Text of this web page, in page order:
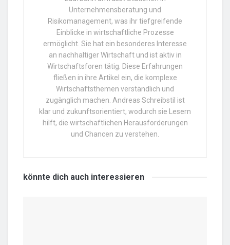
Unternehmensberatung und
Risikomanagement, was ihr tiefgreifende
Einblicke in wirtschaftliche Prozesse
ermöglicht. Sie hat ein besonderes Interesse
an nachhaltiger Wirtschaft und ist aktiv in
Wirtschaftsforen tätig. Diese Erfahrungen
fließen in ihre Artikel ein, die komplexe
Wirtschaftsthemen verständlich und
zugänglich machen. Andreas Schreibstil ist
klar und zukunftsorientiert, wodurch sie Lesern
hilft, die wirtschaftlichen Herausforderungen
und Chancen zu verstehen.
könnte dich auch interessieren